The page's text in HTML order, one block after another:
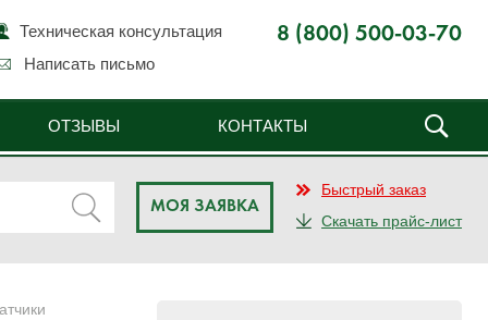
8 (800) 500-03-70
Техническая консультация
Написать письмо
ОТЗЫВЫ КОНТАКТЫ
МОЯ ЗАЯВКА
Быстрый заказ
Скачать прайс-лист